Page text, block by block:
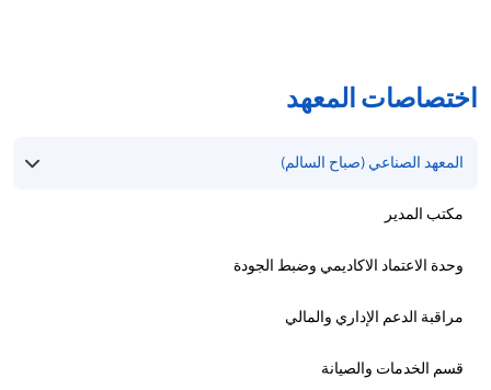
اختصاصات المعهد
المعهد الصناعي (صباح السالم)
مكتب المدير
وحدة الاعتماد الاكاديمي وضبط الجودة
مراقبة الدعم الإداري والمالي
قسم الخدمات والصيانة